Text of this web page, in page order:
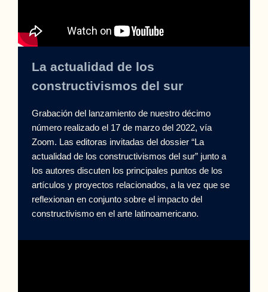
La actualidad de los
constructivismos del sur
Grabación del lanzamiento de nuestro décimo
número realizado el 17 de marzo del 2022, vía
Zoom. Las editoras invitadas del dossier “La
actualidad de los constructivismos del sur” junto a
los autores discuten los principales puntos de los
artículos y proyectos relacionados, a la vez que se
reflexionan en conjunto sobre el impacto del
constructivismo en el arte latinoamericano.